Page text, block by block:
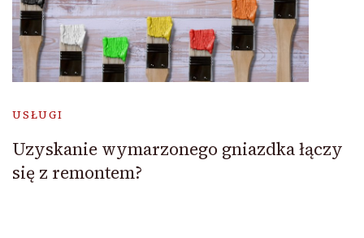
USŁUGI
Uzyskanie wymarzonego gniazdka łączy
się z remontem?